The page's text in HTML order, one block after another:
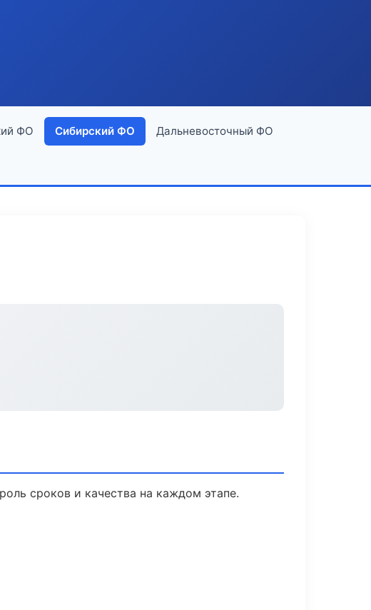
ФО Сибирский ФО Дальневосточный ФО
сроков и качества на каждом этапе.